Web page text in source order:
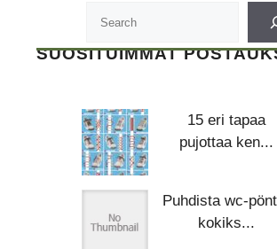
SUOSITUIMMAT
15 eri tapaa
pujottaa ken...
Puhdista wc-
kokiks...